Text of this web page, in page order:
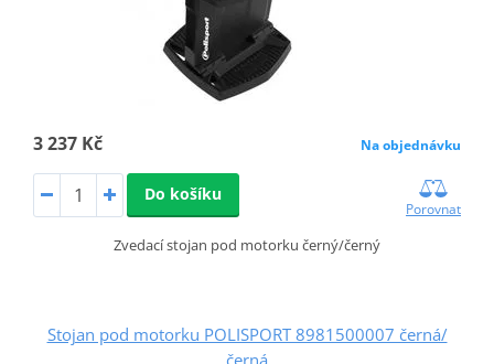
3 237 Kč Na objednávku
Do košíku
Porovnat
Zvedací stojan pod motorku černý/černý
Stojan pod motorku POLISPORT 8981500007 černá/